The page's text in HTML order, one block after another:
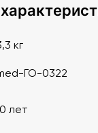
кг
ГО-0322
лет